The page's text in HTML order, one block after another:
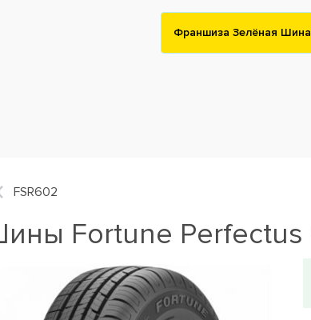
Франшиза Зелёная Шина
FSR602
Fortune Perfectus